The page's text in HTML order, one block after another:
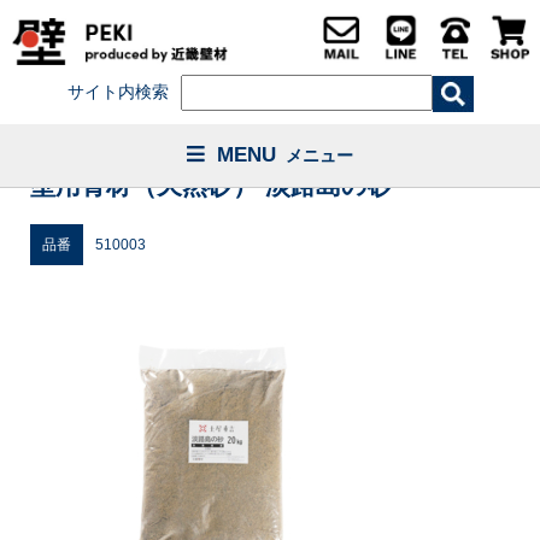
サイト内検索
MENU メニュー
壁用骨材（天然砂） 淡路島の砂
品番 510003